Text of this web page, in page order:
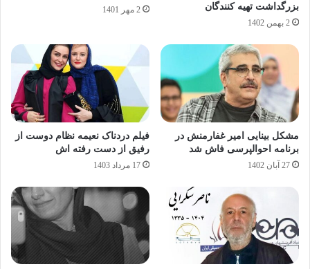
بزرگداشت تهیه‌ کنندگان
2 بهمن 1402
2 مهر 1401
مشکل بینایی‌ امیر غفارمنش در
برنامه‌ احوالپرسی فاش شد
27 آبان 1402
فیلم دردناک نعیمه نظام دوست از
رفیق از دست رفته اش
17 مرداد 1403